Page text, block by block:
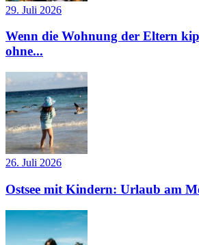
29. Juli 2026
Wenn die Wohnung der Eltern
ohne...
26. Juli 2026
Ostsee mit Kindern: Urlaub am